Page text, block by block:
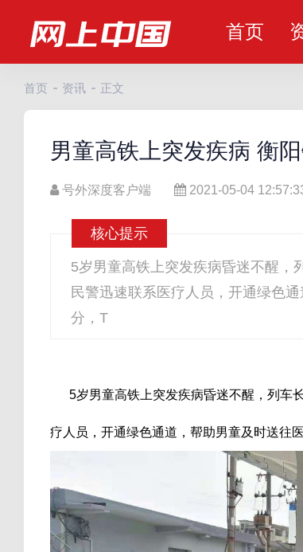
首页
首页 资讯 正文
男童高铁上突发疾病 衡
号外深度客户端 2021-05-04
核心提示
5岁男童高铁上突发疾病昏迷不醒，
民警迅速联系医疗人员，开通绿色
分，T
5岁男童高铁上突发疾病昏迷不醒，列车
疗人员，开通绿色通道，帮助男童及时送往医